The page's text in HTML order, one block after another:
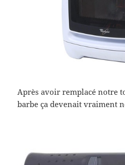
Après avoir remplacé notre
barbe ça devenait vraiment